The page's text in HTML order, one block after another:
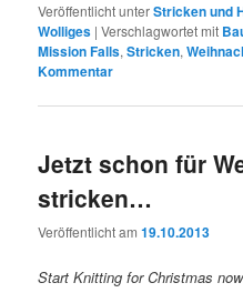
Veröffentlicht unterStricken und
Wolliges |Verschlagwortet mit
Mission Falls,Stricken,
Kommentar
Jetzt schon für
stricken…
Veröffentlicht am19.10.2013
Start Knitting for Christmas